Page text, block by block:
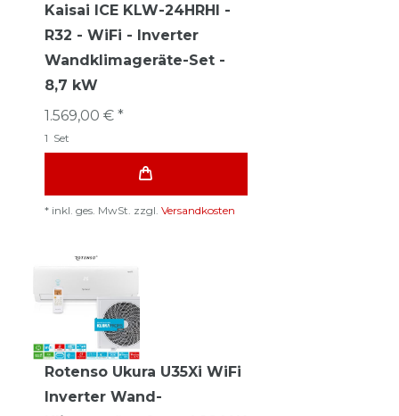
Kaisai ICE KLW-24HRHI -
R32 - WiFi - Inverter
Wandklimageräte-Set -
8,7 kW
1.569,00 € *
1 Set
* inkl. ges. MwSt. zzgl. Versandkosten
Rotenso Ukura U35Xi WiFi
Inverter Wand-